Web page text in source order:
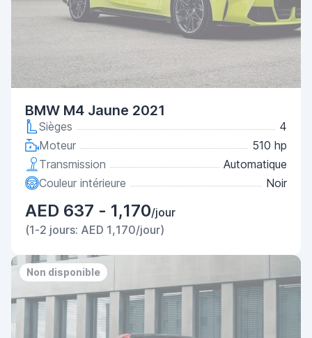
BMW M4 Jaune 2021
Sièges
4
Moteur
510 hp
Transmission
Automatique
Couleur intérieure
Noir
AED 637 - 1,170/jour
(1-2 jours: AED 1,170/jour)
Non disponible